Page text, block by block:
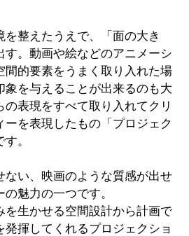
を整えたうえで、「面の大き
す。動画や絵などのアニメーシ
間的要素をうまく取り入れた場
象を与えることが出来るのも大
の表現をすべて取り入れてクリ
ーを表現したもの「プロジェク
。
ない、映画のような質感が出せ
魅力の一つです。
を生かせる空間設計から計画で
発揮してくれるプロジェクショ